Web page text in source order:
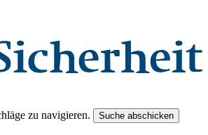
zu navigieren. Suche abschicken